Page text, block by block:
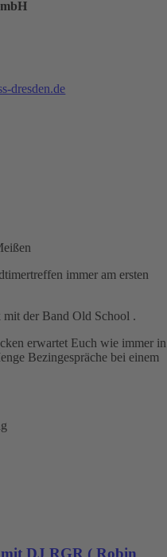
dresden.de
immer am ersten
der Band Old School .
erwartet Euch wie immer in
Bezingespräche bei einem
DJ RGR ( Robin